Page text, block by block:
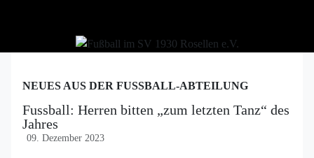
NEUES AUS DER FUSSBALL-ABTEILUNG
Fussball: Herren bitten „zum letzten Tanz“ des
Jahres
09. Dezember 2023